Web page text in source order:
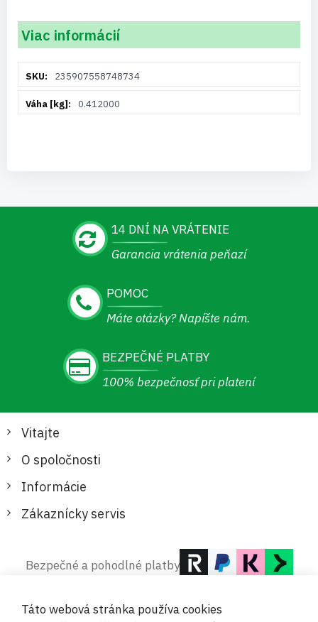
Viac informácií
informácií235907558748734
0.412000
14 DNÍ NA VRÁTENIE
Garancia vrátenia peňazí
POMOC
Máte otázky? Napíšte nám.
BEZPEČNÉ PLATBY
100% bezpečnosť pri platení
Vitajte
O spoločnosti
Informácie
Zákaznícky servis
Bezpečné a pohodlné platby
Táto webová stránka používa cookies